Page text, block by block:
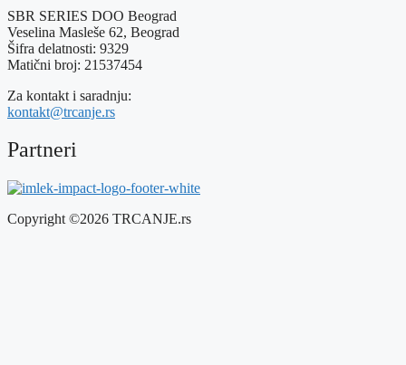
SBR SERIES DOO Beograd
Veselina Masleše 62, Beograd
Šifra delatnosti: 9329
Matični broj: 21537454
Za kontakt i saradnju:
kontakt@trcanje.rs
Partneri
Copyright ©2026 TRCANJE.rs